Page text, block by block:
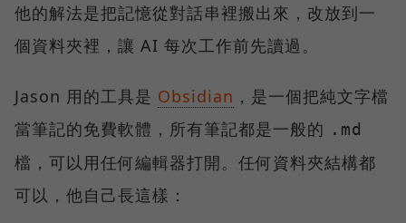
他的解法是把記憶從對話串裡搬出來，改放到一
個資料夾裡，讓 AI 每次工作前先讀過。
Jason 用的工具是 Obsidian ，是一個把純文字檔
當筆記的免費軟體，所有筆記都是一般的 .md
檔，可以用任何編輯器打開。任何資料夾結構都
可以，他自己長這樣：